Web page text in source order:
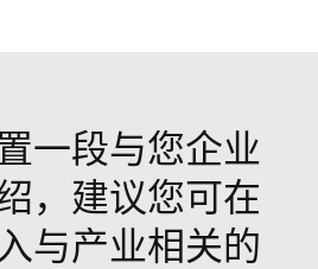
一段与您企业
，建议您可在
与产业相关的